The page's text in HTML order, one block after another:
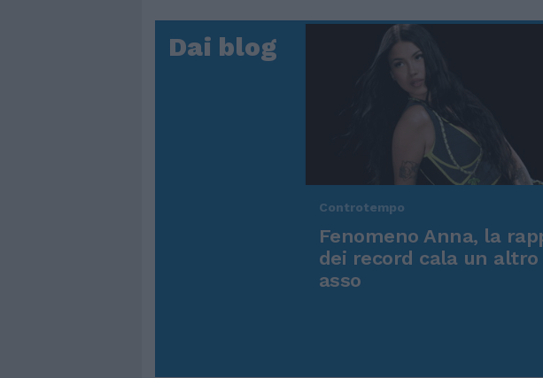
Dai blog
Controtempo
Fenomeno Anna, la
dei record cala un altro
asso